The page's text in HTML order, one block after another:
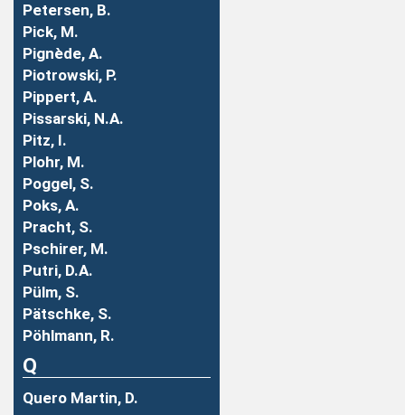
Petersen, B.
Pick, M.
Pignède, A.
Piotrowski, P.
Pippert, A.
Pissarski, N.A.
Pitz, I.
Plohr, M.
Poggel, S.
Poks, A.
Pracht, S.
Pschirer, M.
Putri, D.A.
Pülm, S.
Pätschke, S.
Pöhlmann, R.
Q
Quero Martin, D.